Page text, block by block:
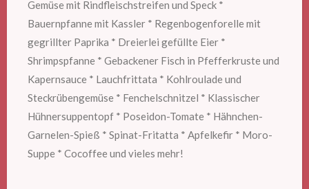
Gemüse mit Rindfleischstreifen und Speck *
Bauernpfanne mit Kassler * Regenbogenforelle mit
gegrillter Paprika * Dreierlei gefüllte Eier *
Shrimpspfanne * Gebackener Fisch in Pfefferkruste und
Kapernsauce * Lauchfrittata * Kohlroulade und
Steckrübengemüse * Fenchelschnitzel * Klassischer
Hühnersuppentopf * Poseidon-Tomate * Hähnchen-
Garnelen-Spieß * Spinat-Fritatta * Apfelkefir * Moro-
Suppe * Cocoffee und vieles mehr!